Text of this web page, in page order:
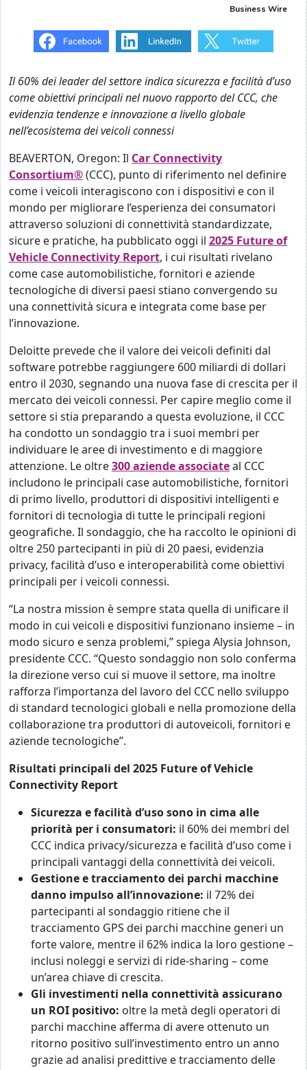
Business Wire
Il 60% dei leader del settore indica sicurezza e facilità d’uso
come obiettivi principali nel nuovo rapporto del CCC, che
evidenzia tendenze e innovazione a livello globale
nell’ecosistema dei veicoli connessi
BEAVERTON, Oregon: Il Car Connectivity
Consortium®(CCC), punto di riferimento nel definire
come i veicoli interagiscono con i dispositivi e con il
mondo per migliorare l’esperienza dei consumatori
attraverso soluzioni di connettività standardizzate,
sicure e pratiche, ha pubblicato oggi il 2025 Future of
Vehicle Connectivity Report, i cui risultati rivelano
come case automobilistiche, fornitori e aziende
tecnologiche di diversi paesi stiano convergendo su
una connettività sicura e integrata come base per
l’innovazione.
Deloitte prevede che il valore dei veicoli definiti dal
software potrebbe raggiungere 600 miliardi di dollari
entro il 2030, segnando una nuova fase di crescita per il
mercato dei veicoli connessi. Per capire meglio come il
settore si stia preparando a questa evoluzione, il CCC
ha condotto un sondaggio tra i suoi membri per
individuare le aree di investimento e di maggiore
attenzione. Le oltre300 aziende associateal CCC
includono le principali case automobilistiche, fornitori
di primo livello, produttori di dispositivi intelligenti e
fornitori di tecnologia di tutte le principali regioni
geografiche. Il sondaggio, che ha raccolto le opinioni di
oltre 250 partecipanti in più di 20 paesi, evidenzia
privacy, facilità d’uso e interoperabilità come obiettivi
principali per i veicoli connessi.
“La nostra mission è sempre stata quella di unificare il
modo in cui veicoli e dispositivi funzionano insieme – in
modo sicuro e senza problemi,” spiega Alysia Johnson,
presidente CCC. “Questo sondaggio non solo conferma
la direzione verso cui si muove il settore, ma inoltre
rafforza l’importanza del lavoro del CCC nello sviluppo
di standard tecnologici globali e nella promozione della
collaborazione tra produttori di autoveicoli, fornitori e
aziende tecnologiche”.
Risultati principali del 2025 Future of Vehicle
Connectivity Report
Sicurezza e facilità d’uso sono in cima alle
priorità per i consumatori: il 60% dei membri del
CCC indica privacy/sicurezza e facilità d’uso come i
principali vantaggi della connettività dei veicoli.
Gestione e tracciamento dei parchi macchine
danno impulso all’innovazione: il 72% dei
partecipanti al sondaggio ritiene che il
tracciamento GPS dei parchi macchine generi un
forte valore, mentre il 62% indica la loro gestione –
inclusi noleggi e servizi di ride-sharing – come
un’area chiave di crescita.
Gli investimenti nella connettività assicurano
un ROI positivo: oltre la metà degli operatori di
parchi macchine afferma di avere ottenuto un
ritorno positivo sull’investimento entro un anno
grazie ad analisi predittive e tracciamento delle